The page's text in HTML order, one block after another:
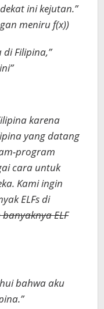
ini kejutan.”
meniru f(x))
di Filipina,”
karena
yang datang
program
cara untuk
Kami ingin
ELFs di
ELF
bahwa aku